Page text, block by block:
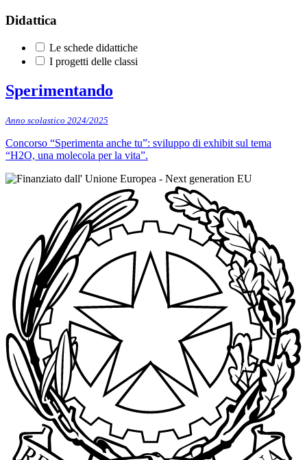
Didattica
Le schede didattiche
I progetti delle classi
Sperimentando
Anno scolastico 2024/2025
Concorso “Sperimenta anche tu”: sviluppo di exhibit sul tema
“H2O, una molecola per la vita”.